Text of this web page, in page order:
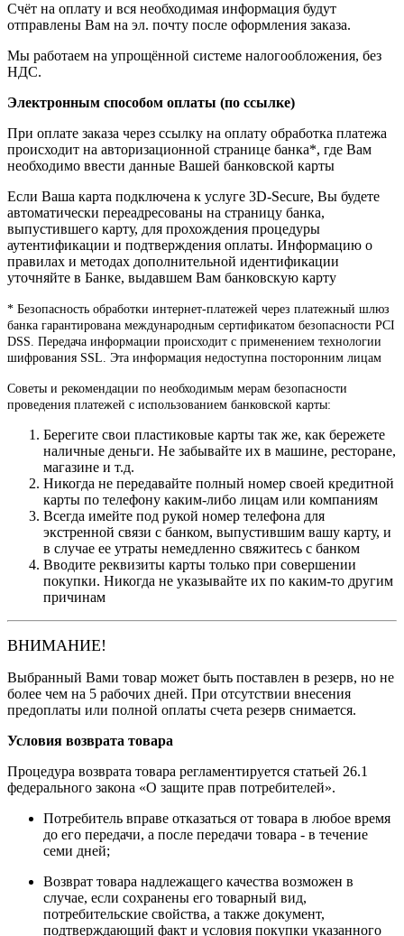
Счёт на оплату и вся необходимая информация будут
отправлены Вам на эл. почту после оформления заказа.
Мы работаем на упрощённой системе налогообложения, без
НДС.
Электронным способом оплаты (по ссылке)
При оплате заказа через ссылку на оплату обработка платежа
происходит на авторизационной странице банка*, где Вам
необходимо ввести данные Вашей банковской карты
Если Ваша карта подключена к услуге 3D-Secure, Вы будете
автоматически переадресованы на страницу банка,
выпустившего карту, для прохождения процедуры
аутентификации и подтверждения оплаты. Информацию о
правилах и методах дополнительной идентификации
уточняйте в Банке, выдавшем Вам банковскую карту
* Безопасность обработки интернет-платежей через платежный шлюз
банка гарантирована международным сертификатом безопасности PCI
DSS. Передача информации происходит с применением технологии
шифрования SSL. Эта информация недоступна посторонним лицам
Советы и рекомендации по необходимым мерам безопасности
проведения платежей с использованием банковской карты:
Берегите свои пластиковые карты так же, как бережете
наличные деньги. Не забывайте их в машине, ресторане,
магазине и т.д.
Никогда не передавайте полный номер своей кредитной
карты по телефону каким-либо лицам или компаниям
Всегда имейте под рукой номер телефона для
экстренной связи с банком, выпустившим вашу карту, и
в случае ее утраты немедленно свяжитесь с банком
Вводите реквизиты карты только при совершении
покупки. Никогда не указывайте их по каким-то другим
причинам
ВНИМАНИЕ!
Выбранный Вами товар может быть поставлен в резерв, но не
более чем на 5 рабочих дней. При отсутствии внесения
предоплаты или полной оплаты счета резерв снимается.
Условия возврата товара
Процедура возврата товара регламентируется статьей 26.1
федерального закона «О защите прав потребителей».
Потребитель вправе отказаться от товара в любое время
до его передачи, а после передачи товара - в течение
семи дней;
Возврат товара надлежащего качества возможен в
случае, если сохранены его товарный вид,
потребительские свойства, а также документ,
подтверждающий факт и условия покупки указанного